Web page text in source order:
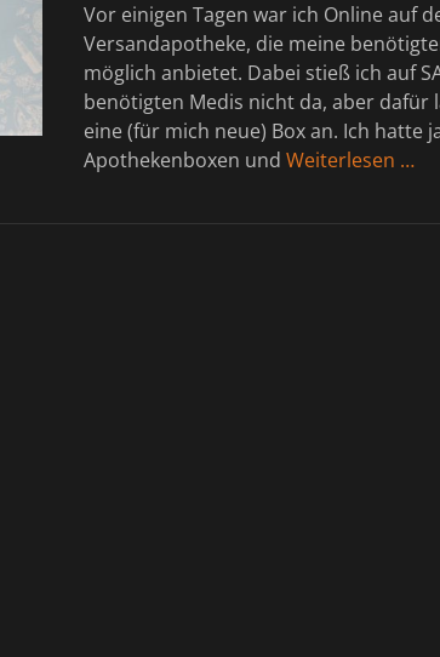
Vor einigen Tagen war ich Online auf
Versandapotheke, die meine
möglich anbietet. Dabei stieß ich auf
benötigten Medis nicht da, aber dafür
eine (für mich neue) Box an. Ich hatte
Apothekenboxen und Weiterlesen …